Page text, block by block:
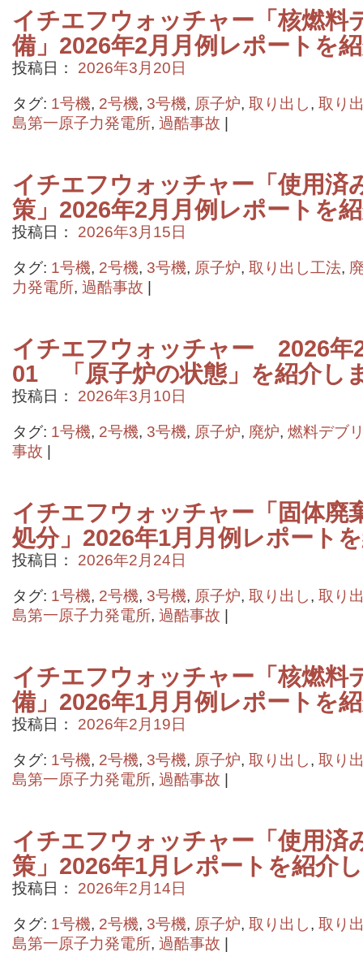
イチエフウォッチャー「核燃料
備」2026年2月月例レポートを
投稿日： 2026年3月20日
タグ: 1号機, 2号機, 3号機, 原子炉, 取り出し, 取り
島第一原子力発電所, 過酷事故
イチエフウォッチャー「使用済
策」2026年2月月例レポートを
投稿日： 2026年3月15日
タグ: 1号機, 2号機, 3号機, 原子炉, 取り出し工法,
力発電所, 過酷事故
イチエフウォッチャー 2026
01 「原子炉の状態」を紹介し
投稿日： 2026年3月10日
タグ: 1号機, 2号機, 3号機, 原子炉, 廃炉, 燃料デブ
事故
イチエフウォッチャー「固体廃
処分」2026年1月月例レポート
投稿日： 2026年2月24日
タグ: 1号機, 2号機, 3号機, 原子炉, 取り出し, 取り
島第一原子力発電所, 過酷事故
イチエフウォッチャー「核燃料
備」2026年1月月例レポートを
投稿日： 2026年2月19日
タグ: 1号機, 2号機, 3号機, 原子炉, 取り出し, 取り
島第一原子力発電所, 過酷事故
イチエフウォッチャー「使用済
策」2026年1月レポートを紹介
投稿日： 2026年2月14日
タグ: 1号機, 2号機, 3号機, 原子炉, 取り出し, 取り
島第一原子力発電所, 過酷事故